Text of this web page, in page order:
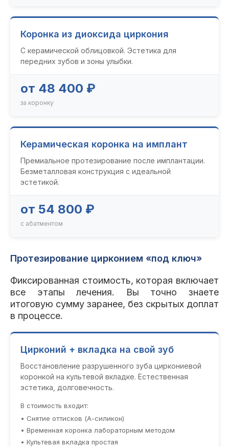
Коронка из диоксида циркония
С керамической облицовкой. Эстетика для
передних зубов и зоны улыбки.
от 48 400 ₽
за коронку
Керамическая коронка на имплант
Премиальное протезирование после имплантации.
Безметалловая конструкция с идеальной
эстетикой.
от 54 800 ₽
с абатментом
Протезирование цирконием «под ключ»
Фиксированная стоимость, которая включает
все этапы лечения. Вы точно знаете
итоговую сумму заранее, без скрытых доплат
в процессе.
Цирконий + вкладка на свой зуб
Восстановление разрушенного зуба циркониевой
коронкой на культевой вкладке. Естественная
эстетика, долговечность.
В стоимость входит:
• Снятие оттисков (А-силикон)
• Временная коронка лабораторным методом
• Культевая вкладка простая